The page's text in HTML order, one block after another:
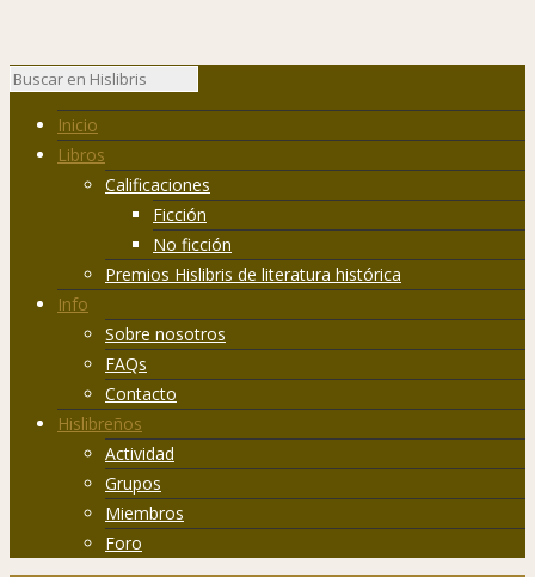
Inicio
Libros
Calificaciones
Ficción
No ficción
Premios Hislibris de literatura histórica
Info
Sobre nosotros
FAQs
Contacto
Hislibreños
Actividad
Grupos
Miembros
Foro